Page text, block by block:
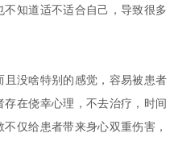
知道适不适合自己，导致很多
且没啥特别的感觉，容易被患者
在侥幸心理，不去治疗，时间
仅给患者带来身心双重伤害，